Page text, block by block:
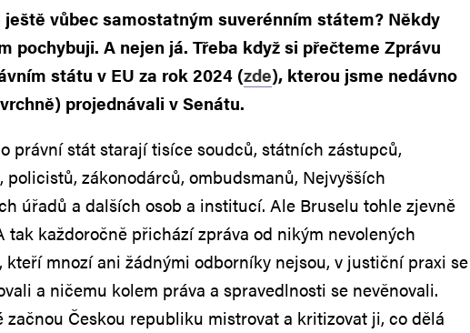
ještě vůbec samostatným suverénním státem? Někdy
pochybuji. A nejen já. Třeba když si přečteme Zprávu
státu v EU za rok 2024 (zde), kterou jsme nedávno
projednávali v Senátu.
právní stát starají tisíce soudců, státních zástupců,
policistů, zákonodárců, ombudsmanů, Nejvyšších
úřadů a dalších osob a institucí. Ale Bruselu tohle zjevně
tak každoročně přichází zpráva od nikým nevolených
kteří mnozí ani žádnými odborníky nejsou, v justiční praxi se
a ničemu kolem práva a spravedlnosti se nevěnovali.
začnou Českou republiku mistrovat a kritizovat ji, co dělá